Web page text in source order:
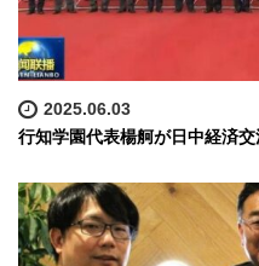
2025.06.03
行知学園代表楊舸が日中経済